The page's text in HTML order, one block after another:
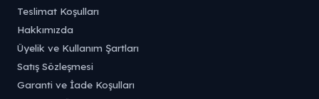
Teslimat Koşulları
Hakkımızda
Üyelik ve Kullanım Şartları
Satış Sözleşmesi
Garanti ve İade Koşulları